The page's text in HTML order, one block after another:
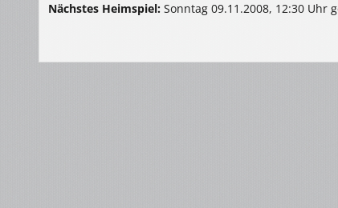
Nächstes Heimspiel: Sonntag 09.11.2008, 12:30 Uhr